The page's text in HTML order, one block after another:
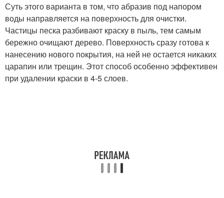
Суть этого варианта в том, что абразив под напором
воды направляется на поверхность для очистки.
Частицы песка разбивают краску в пыль, тем самым
бережно очищают дерево. Поверхность сразу готова к
нанесению нового покрытия, на ней не остается никаких
царапин или трещин. Этот способ особенно эффективен
при удалении краски в 4-5 слоев.